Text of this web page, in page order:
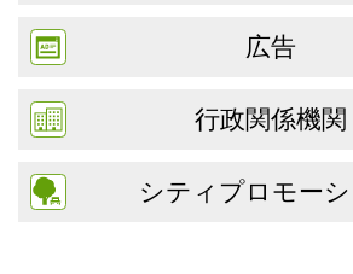
広告
行政関係機関
シティプロモー